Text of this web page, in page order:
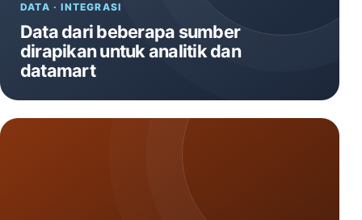
DATA · INTEGRASI
Data dari beberapa sumber
dirapikan untuk analitik dan
datamart